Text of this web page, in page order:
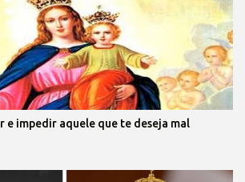
e impedir aquele que te deseja mal